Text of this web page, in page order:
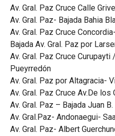
Av. Gral. Paz Cruce Calle
Av. Gral. Paz- Bajada Bahia
Av. Gral. Paz Cruce
Bajada Av. Gral. Paz por
Av. Gral. Paz Cruce
Pueyrredón
Av. Gral. Paz por Altagracia-
Av. Gral. Paz Cruce Av.De
Av. Gral. Paz – Bajada Juan
Av. Gral.Paz- Andonaegui-
Av. Gral. Paz- Albert